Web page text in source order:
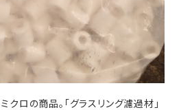
ロの商品。「グラスリング濾過材」